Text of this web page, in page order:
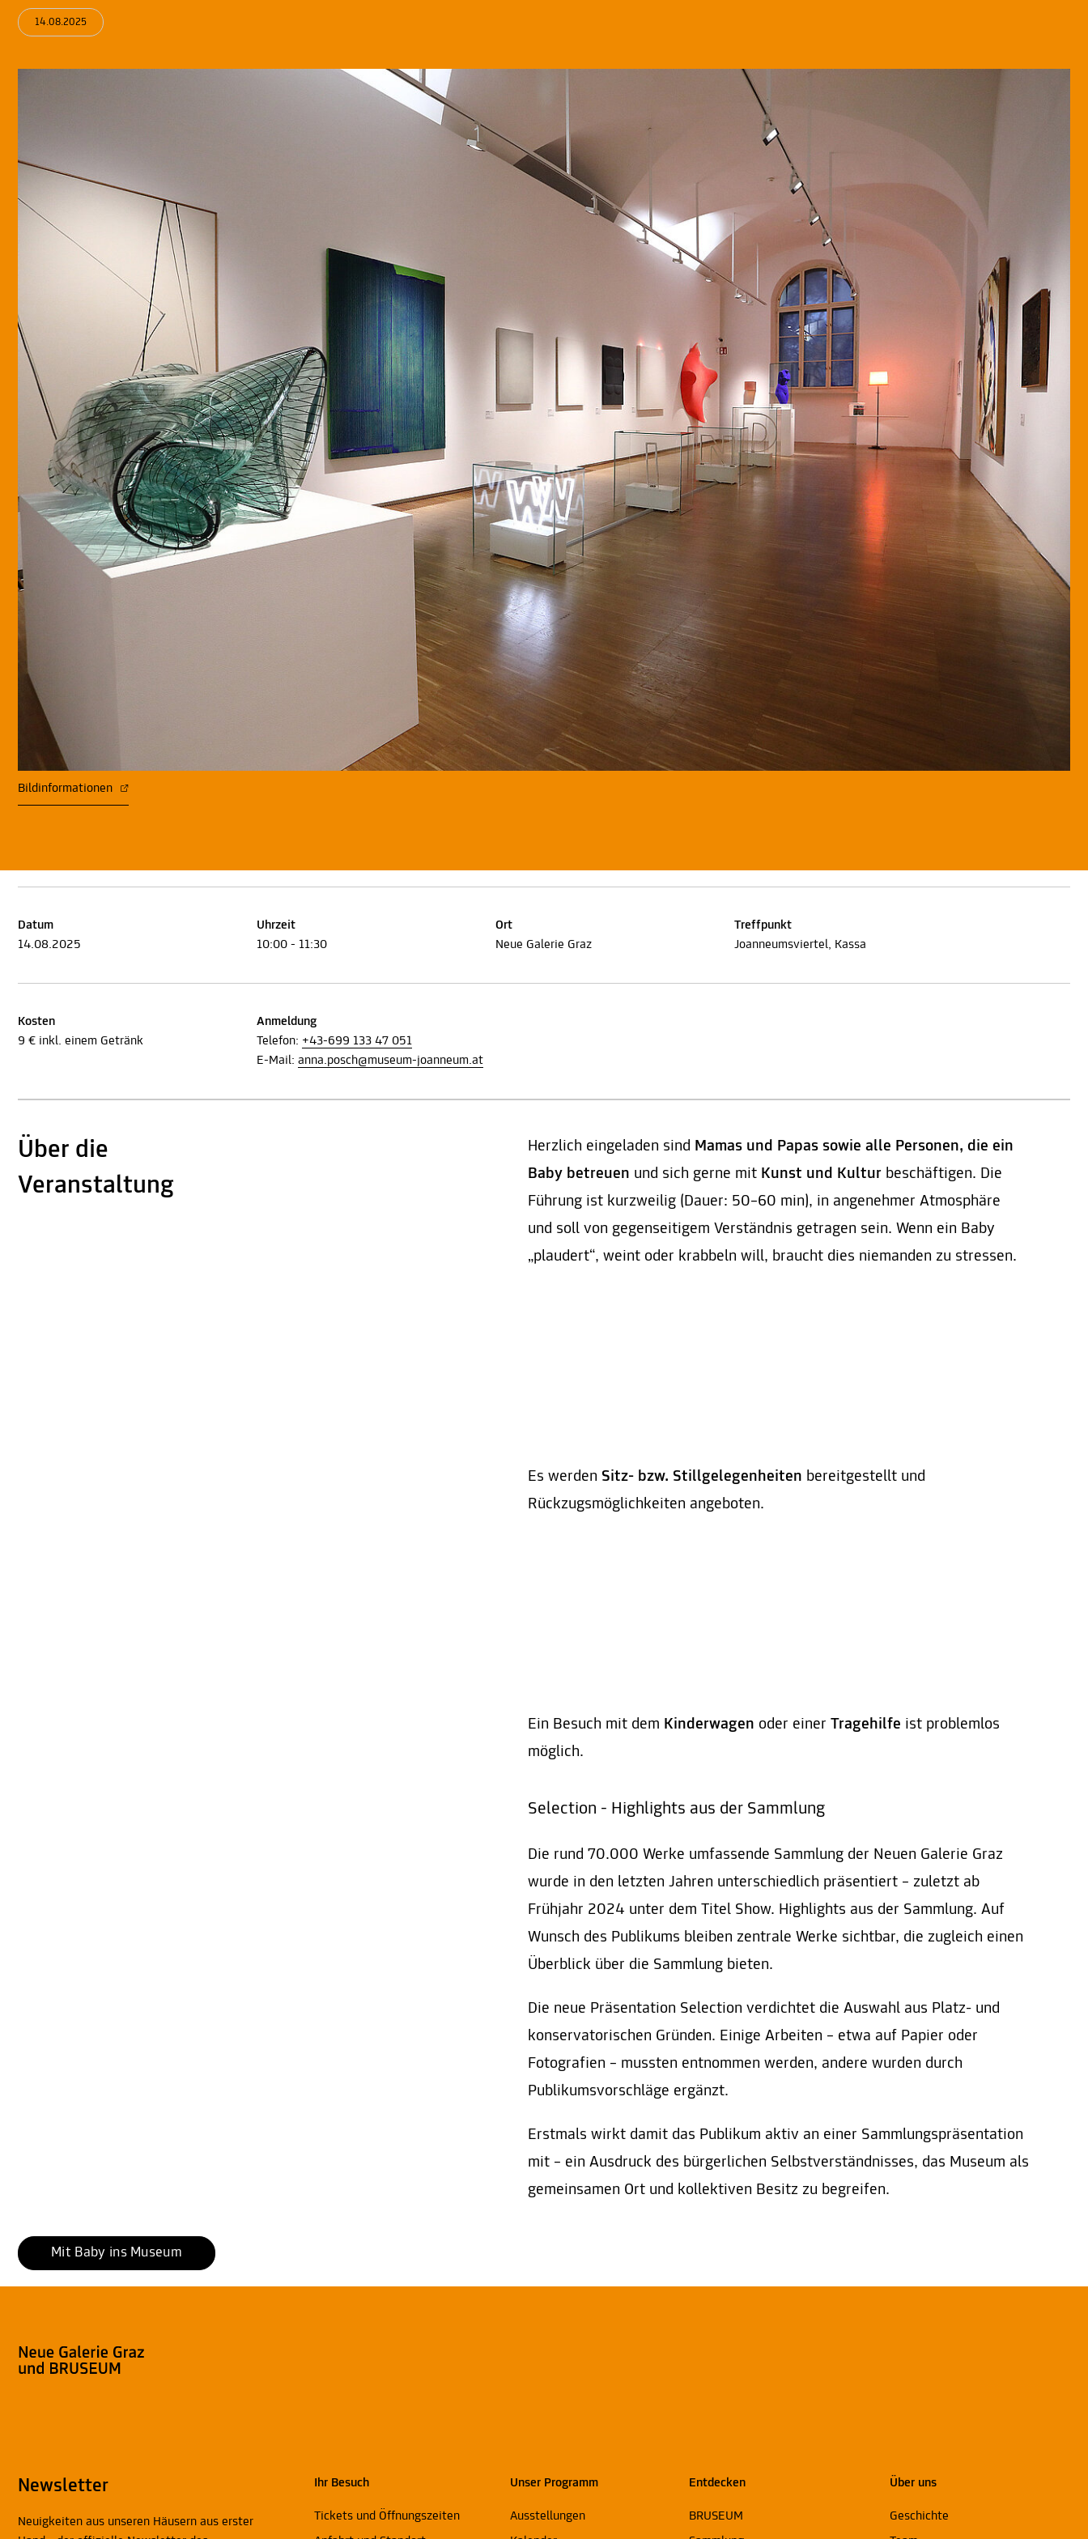
14.08.2025
Bildinformationen
Datum
14.08.2025
Uhrzeit
10:00 - 11:30
Ort
Neue Galerie Graz
Treffpunkt
Joanneumsviertel, Kassa
Kosten
9 € inkl. einem Getränk
Anmeldung
Telefon: +43-699 133 47 051
E-Mail: anna.posch@museum-joanneum.at
Über die
Veranstaltung
Herzlich eingeladen sind Mamas und Papas sowie alle Personen, die ein
Baby betreuen und sich gerne mit Kunst und Kultur beschäftigen. Die
Führung ist kurzweilig (Dauer: 50–60 min), in angenehmer Atmosphäre
und soll von gegenseitigem Verständnis getragen sein. Wenn ein Baby
„plaudert“, weint oder krabbeln will, braucht dies niemanden zu stressen.
Es werden Sitz- bzw. Stillgelegenheiten bereitgestellt und
Rückzugsmöglichkeiten angeboten.
Ein Besuch mit dem Kinderwagen oder einer Tragehilfe ist problemlos
möglich.
Selection - Highlights aus der Sammlung
Die rund 70.000 Werke umfassende Sammlung der Neuen Galerie Graz
wurde in den letzten Jahren unterschiedlich präsentiert – zuletzt ab
Frühjahr 2024 unter dem Titel Show. Highlights aus der Sammlung. Auf
Wunsch des Publikums bleiben zentrale Werke sichtbar, die zugleich einen
Überblick über die Sammlung bieten.
Die neue Präsentation Selection verdichtet die Auswahl aus Platz- und
konservatorischen Gründen. Einige Arbeiten – etwa auf Papier oder
Fotografien – mussten entnommen werden, andere wurden durch
Publikumsvorschläge ergänzt.
Erstmals wirkt damit das Publikum aktiv an einer Sammlungspräsentation
mit – ein Ausdruck des bürgerlichen Selbstverständnisses, das Museum als
gemeinsamen Ort und kollektiven Besitz zu begreifen.
Mit Baby ins Museum
Newsletter
Neuigkeiten aus unseren Häusern aus erster
Ihr Besuch
Tickets und Öffnungszeiten
Unser Programm
Ausstellungen
Entdecken
BRUSEUM
Über uns
Geschichte